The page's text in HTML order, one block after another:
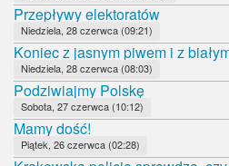
Przepływy elektoratów
Niedziela, 28 czerwca (09:21)
Koniec z jasnym piwem i z
Niedziela, 28 czerwca (08:03)
Podziwiajmy Polskę
Sobota, 27 czerwca (10:12)
Mamy dość!
Piątek, 26 czerwca (02:28)